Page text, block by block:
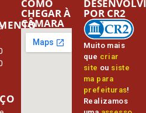
COMO
CHEGAR À
CÂMARA
Muito mais
que criar
site ou siste
ma para
prefeituras!
Realizamos
POR CR2